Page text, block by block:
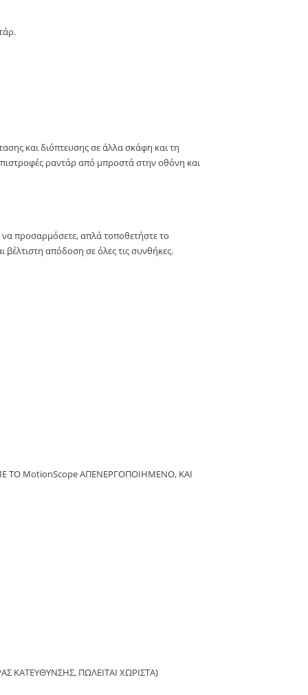
και διόπτευσης σε άλλα σκάφη και τη
ραντάρ από μπροστά στην οθόνη και
προσαρμόσετε, απλά τοποθετήστε το
βέλτιστη απόδοση σε όλες τις συνθήκες.
ΤΟ MotionScope ΑΠΕΝΕΡΓΟΠΟΙΗΜΕΝΟ, ΚΑΙ
ΚΑΤΕΥΘΥΝΣΗΣ, ΠΩΛΕΙΤΑΙ ΧΩΡΙΣΤΑ)